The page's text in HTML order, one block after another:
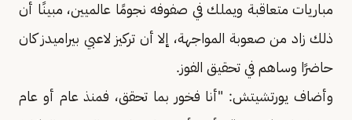
مباريات متعاقبة ويملك في صفوفه نجومًا عالميين، مبينًا أن
ذلك زاد من صعوبة المواجهة، إلا أن تركيز لاعبي بيراميدز كان
حاضرًا وساهم في تحقيق الفوز.
وأضاف يورتشيتش: "أنا فخور بما تحقق، فمنذ عام أو عام